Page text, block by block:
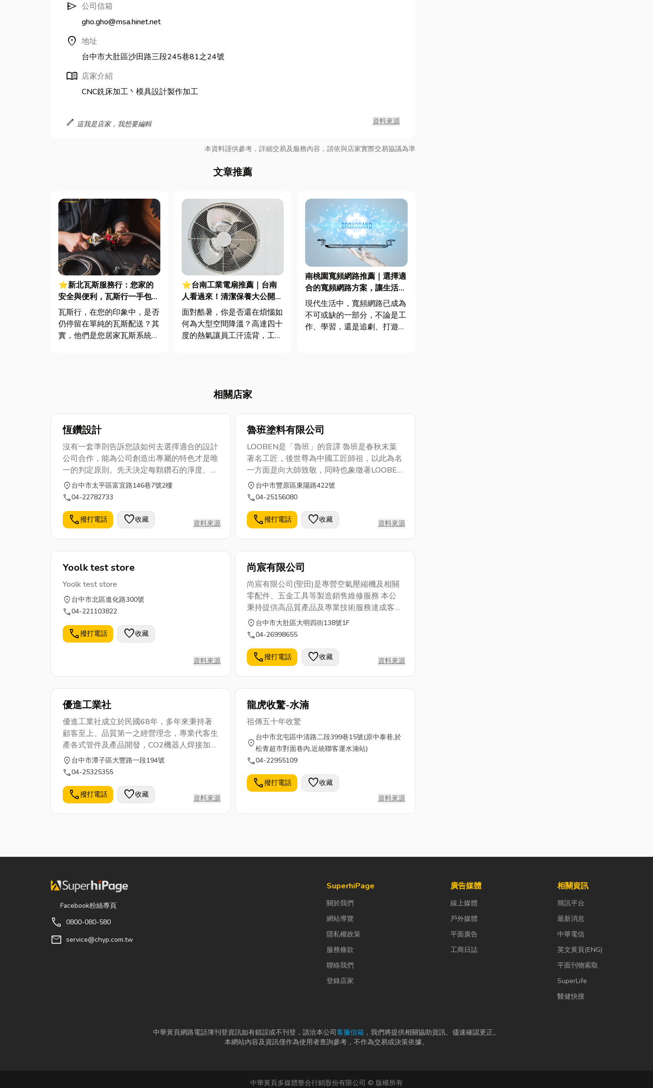
send 公司信箱
gho.gho@msa.hinet.net
location_on 地址
台中市大肚區沙田路三段245巷81之24號
menu_book 店家介紹
CNC銑床加工丶模具設計製作加工
edit 這我是店家，我想要編輯 資料來源
本資料謹供參考，詳細交易及服務內容，請依與店家實際交易協議為準
文章推薦
⭐新北瓦斯服務行：您家的
安全與便利，瓦斯行一手包
辦！
瓦斯行，在您的印象中，是否
仍停留在單純的瓦斯配送？其
實，他們是您居家瓦斯系統背
將推薦幾...
⭐台南工業電扇推薦｜台南
人看過來！清潔保養大公開，
讓你的工業電扇更耐用
面對酷暑，你是否還在煩惱如
何為大型空間降溫？高達四十
度的熱氣讓員工汗流背，工作
效、節能的工業電扇，並且定
編就來...
南桃園寬頻網路推薦｜選擇適
合的寬頻網路方案，讓生活更
暢快！
現代生活中，寬頻網路已成為
不可或缺的一部分，不論是工
作、學習，還是追劇、打遊
相關店家
恆鑽設計
沒有一套準則告訴您該如何去選擇適合的設計
公司合作，能為公司創造出專屬的特色才是唯
一的判定原則。先天決定每顆鑽石的淨度、色
澤和重量，但可藉由後天的精湛車工突顯鑽石
的無雙，引發深藏光芒，無論任何形狀，當鑽
石切割比例得宜，光芒便會透過不同瓣面的折
射，凝聚於鑽石的頂部，散發出懾人光采。
恆鑽設計提供平面設計、包裝設計、網頁設計
及其他服務，讓您不用花太多費用聘僱專職設
計師，可依產品形象選擇各式不同風格之設計
師，滿足公司多樣性產品風格選擇，量身打
由了解客戶對產品的願景、期望和定位來幫助
其利用設計創造正確的形象表現，幫助客戶提
升利潤、增加市場價值、開發潛在市場、提升
品，鑽出您最耀眼的價值。
location_on 台中市太平區富宜路146巷7號2樓
call04-22782733
call撥打電話 favorite收藏 資料來源
魯班塗料有限公司
LOOBEN是「魯班」的音譯 魯班是春秋末葉
著名工匠，後世尊為中國工匠師祖，以此為名
一方面是向大師致敬，同時也象徵著LOOBEN
像是工藝家般，長期針對各式木材保護塗料開
發與專業服務的特色。 LOOBEN 天然木蠟油
產品性能優異，能完全滲入木材，不龜裂、不
翹起， 和有厚膜的傳統油漆在外觀上截然不
同， 木蠟油提供防水抗汙、耐磨擦和豐富色
彩的同時，不會影響木材的天然觸感; 無需調
配且施工簡易
location_on 台中市豐原區東陽路422號
call04-25156080
call撥打電話 favorite收藏 資料來源
Yoolk test store
Yoolk test store
location_on 台中市北區進化路300號
call04-221103822
call撥打電話 favorite收藏
資料來源
尚宸有限公司
尚宸有限公司(聖田)是專營空氣壓縮機及相關
零配件、五金工具等製造銷售維修服務 本公
秉持提供高品質產品及專業技術服務達成客戶
滿意為宗旨。包括為國內外各客戶以OEM以
及ODM之方式，代為開發製造各種相關產
品，銷售區域遍佈全台及世界各國。 若如果
您對我們任一款式產品感興趣，歡迎您隨時和
我們聯繫。
location_on 台中市大肚區大明四街138號1F
call04-26998655
call撥打電話 favorite收藏 資料來源
優進工業社
優進工業社成立於民國68年，多年來秉持著
顧客至上、品質第一之經營理念，專業代客生
產各式管件及產品開發，CO2機器人焊接加
工、彎管加工、沖壓加工、縮管加工、擴管加
工、攻牙加工，經驗豐富，技術精良，客製化
服務，誠摯歡迎您的指教。
location_on 台中市潭子區大豐路一段194號
call04-25325355
call撥打電話 favorite收藏 資料來源
龍虎收驚-水湳
祖傳五十年收驚
location_on
台中市北屯區中清路二段399巷15號(原中泰巷,於
松青超市對面巷內,近統聯客運水湳站)
call04-22955109
call撥打電話 favorite收藏
資料來源
Facebook粉絲專頁
call 0800-080-580
mail service@chyp.com.tw
SuperhiPage
關於我們
網站導覽
隱私權政策
服務條款
聯絡我們
登錄店家
廣告媒體
線上媒體
戶外媒體
平面廣告
工商日誌
相關資訊
簡訊平台
最新消息
中華電信
英文黃頁(ENG)
平面刊物索取
SuperLife
醫健快搜
中華黃頁網路電話簿刊登資訊如有錯誤或不刊登，請洽本公司客服信箱 ，我們將提供相關協助資訊、儘速確認更正。
本網站內容及資訊僅作為使用者查詢參考，不作為交易或決策依據。
中華黃頁多媒體整合行銷股份有限公司 © 版權所有